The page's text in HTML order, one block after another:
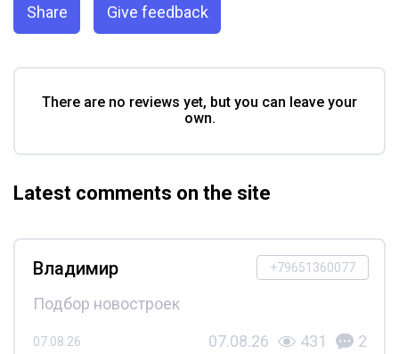
Share Give feedback
There are no reviews yet, but you can leave your
own.
Latest comments on the site
+79651360077
Владимир
Подбор новостроек
07.08.26 07.08.26 431 2